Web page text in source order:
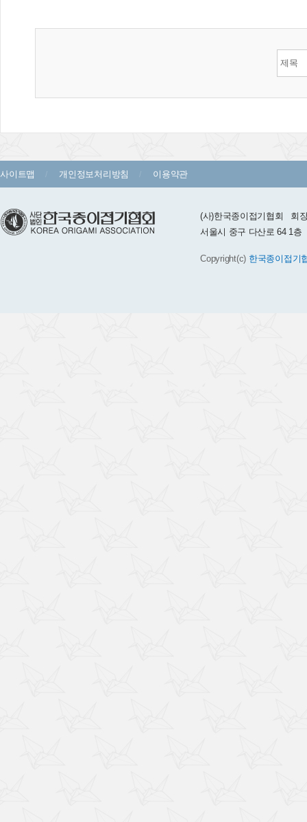
사이트맵 개인정보처리방침 이용약관
(사)한국종이접기협회 회
서울시 중구 다산로 64 1
Copyright(c) 한국종이접기